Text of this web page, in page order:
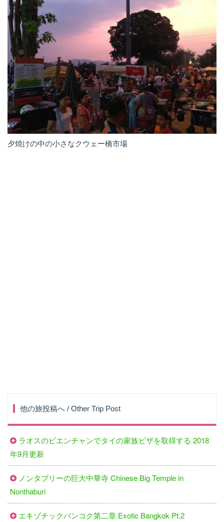
夕焼けの中の小さなクウェー橋市場
他の旅投稿へ / Other Trip Post
ラオスのビエンチャンでタイの家族ビザを取得する 2018
年9月更新
ノンタブリーの巨大中華寺 Chinese Big Temple in
Nonthaburi
エキゾチックバンコク第二章 Exotic Bangkok Pt.2